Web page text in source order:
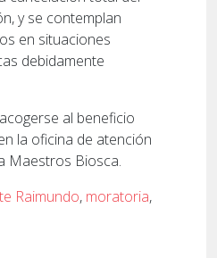
y se contemplan
en situaciones
debidamente
al beneficio
la oficina de atención
Maestros Biosca.
Raimundo, moratoria,